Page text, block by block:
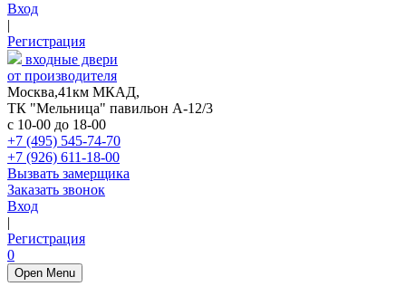
Вход
|
Регистрация
входные двери
от производителя
Москва,41км МКАД,
ТК "Мельница" павильон А-12/3
с 10-00 до 18-00
+7 (495) 545-74-70
+7 (926) 611-18-00
Вызвать замерщика
Заказать звонок
Вход
|
Регистрация
0
Open Menu